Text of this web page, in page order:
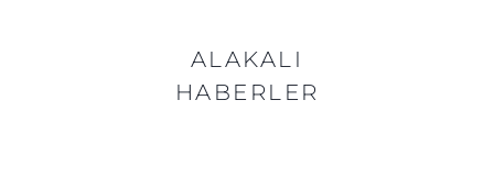
ALAKALI
HABERLER